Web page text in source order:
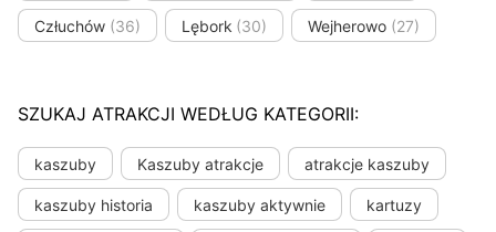
Człuchów (36) Lębork (30) Wejherowo (27)
SZUKAJ ATRAKCJI WEDŁUG KATEGORII:
kaszuby Kaszuby atrakcje atrakcje kaszuby
kaszuby historia kaszuby aktywnie kartuzy